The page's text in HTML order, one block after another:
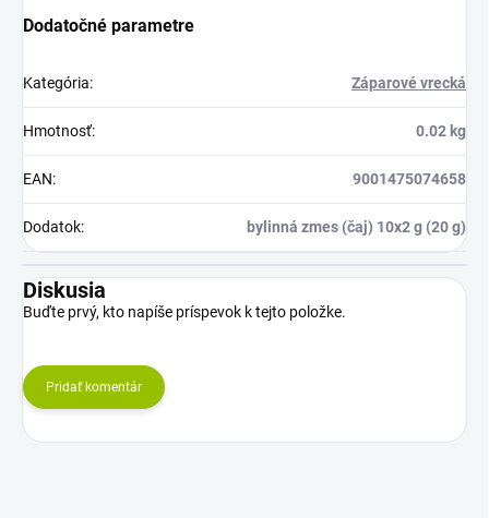
Dodatočné parametre
Kategória: Záparové vrecká
Hmotnosť: 0.02 kg
EAN: 9001475074658
Dodatok: bylinná zmes (čaj) 10x2 g (20 g)
Diskusia
Buďte prvý, kto napíše príspevok k tejto položke.
Pridať komentár